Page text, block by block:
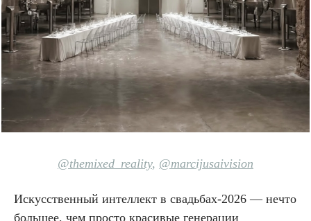
@themixed_reality, @marcijusaivision
Искусственный интеллект в свадьбах-2026 — нечто
большее, чем просто красивые генерации